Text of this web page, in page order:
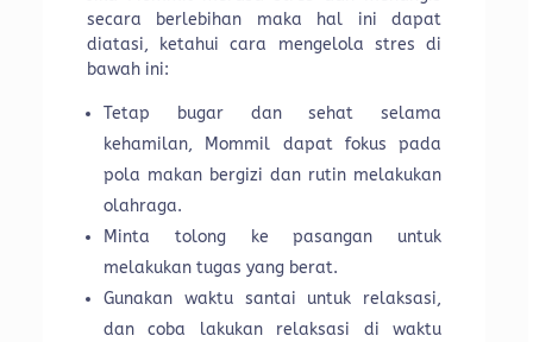
secara berlebihan maka hal ini dapat
diatasi, ketahui cara mengelola stres di
bawah ini:
Tetap bugar dan sehat selama
kehamilan, Mommil dapat fokus pada
pola makan bergizi dan rutin melakukan
olahraga.
Minta tolong ke pasangan untuk
melakukan tugas yang berat.
Gunakan waktu santai untuk relaksasi,
dan coba lakukan relaksasi di waktu